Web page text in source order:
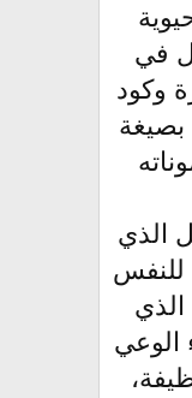
في
وكود
الذي
للنفس
الذي
الوعي